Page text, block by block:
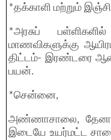
*தக்காளி மற்றும்
*அரசுப்
மாணவிகளுக்கு
திட்டம்- இரண்டரை
பயன்.
*சென்னை,
அண்ணாசாலை,
இடையே உயர்மட்ட